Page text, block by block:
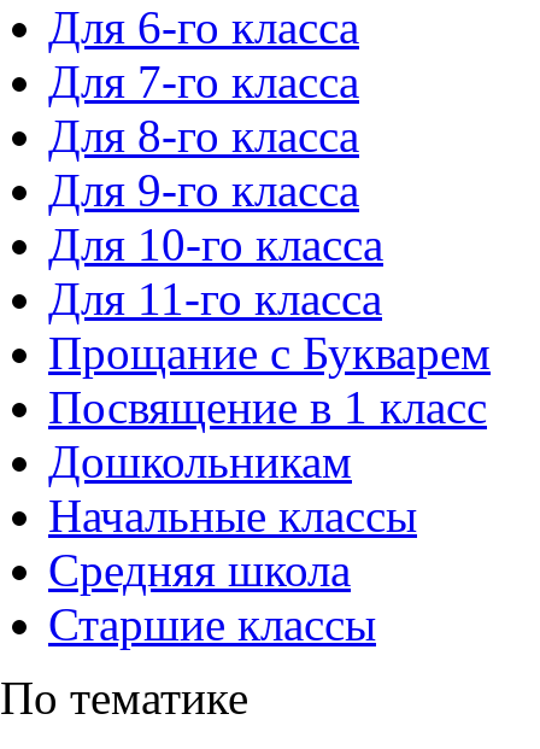
Для 6-го класса
Для 7-го класса
Для 8-го класса
Для 9-го класса
Для 10-го класса
Для 11-го класса
Прощание с Букварем
Посвящение в 1 класс
Дошкольникам
Начальные классы
Средняя школа
Старшие классы
По тематике